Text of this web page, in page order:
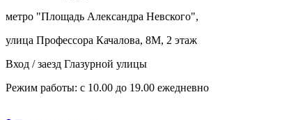
метро "Площадь Александра Невского",
улица Профессора Качалова, 8М, 2 этаж
Вход / заезд Глазурной улицы
Режим работы: с 10.00 до 19.00 ежедневно